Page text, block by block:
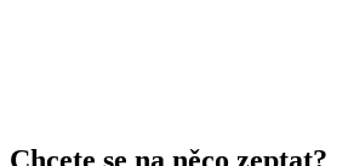
Chcete se na něco zeptat?